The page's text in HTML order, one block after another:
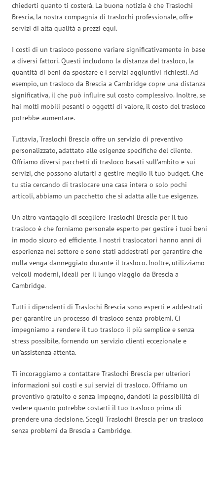
chiederti quanto ti costerà. La buona notizia è che Traslochi
Brescia, la nostra compagnia di traslochi professionale, offre
servizi di alta qualità a prezzi equi.
I costi di un trasloco possono variare significativamente in base
a diversi fattori. Questi includono la distanza del trasloco, la
quantità di beni da spostare e i servizi aggiuntivi richiesti. Ad
esempio, un trasloco da Brescia a Cambridge copre una distanza
significativa, il che può influire sul costo complessivo. Inoltre, se
hai molti mobili pesanti o oggetti di valore, il costo del trasloco
potrebbe aumentare.
Tuttavia, Traslochi Brescia offre un servizio di preventivo
personalizzato, adattato alle esigenze specifiche del cliente.
Offriamo diversi pacchetti di trasloco basati sull’ambito e sui
servizi, che possono aiutarti a gestire meglio il tuo budget. Che
tu stia cercando di traslocare una casa intera o solo pochi
articoli, abbiamo un pacchetto che si adatta alle tue esigenze.
Un altro vantaggio di scegliere Traslochi Brescia per il tuo
trasloco è che forniamo personale esperto per gestire i tuoi beni
in modo sicuro ed efficiente. I nostri traslocatori hanno anni di
esperienza nel settore e sono stati addestrati per garantire che
nulla venga danneggiato durante il trasloco. Inoltre, utilizziamo
veicoli moderni, ideali per il lungo viaggio da Brescia a
Cambridge.
Tutti i dipendenti di Traslochi Brescia sono esperti e addestrati
per garantire un processo di trasloco senza problemi. Ci
impegniamo a rendere il tuo trasloco il più semplice e senza
stress possibile, fornendo un servizio clienti eccezionale e
un’assistenza attenta.
Ti incoraggiamo a contattare Traslochi Brescia per ulteriori
informazioni sui costi e sui servizi di trasloco. Offriamo un
preventivo gratuito e senza impegno, dandoti la possibilità di
vedere quanto potrebbe costarti il tuo trasloco prima di
prendere una decisione. Scegli Traslochi Brescia per un trasloco
senza problemi da Brescia a Cambridge.